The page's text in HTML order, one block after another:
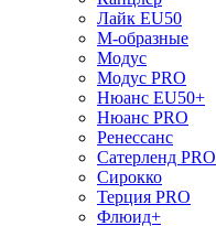
Лайк EU50
М-образные
Модус
Модус PRO
Нюанс EU50+
Нюанс PRO
Ренессанс
Сатерленд PRO
Сирокко
Терция PRO
Флюид+